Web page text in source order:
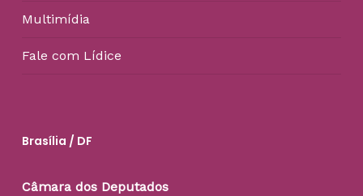
Multimídia
Fale com Lídice
Brasília / DF
Câmara dos Deputados